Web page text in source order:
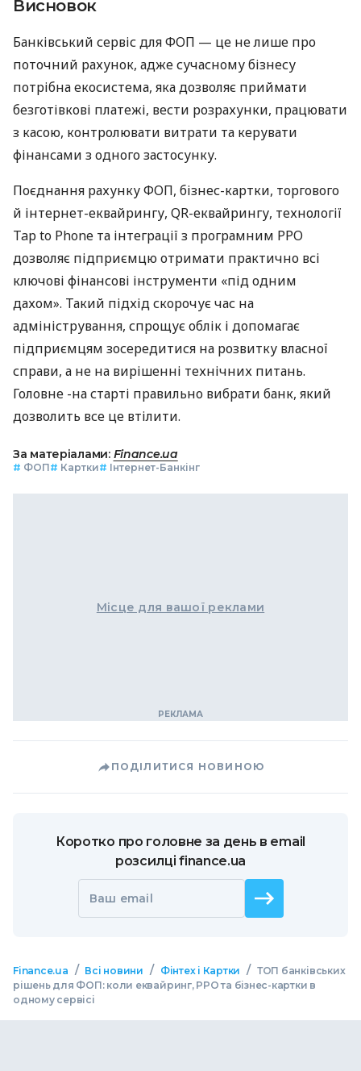
Висновок
Банківський сервіс для ФОП — це не лише про
поточний рахунок, адже сучасному бізнесу
потрібна екосистема, яка дозволяє приймати
безготівкові платежі, вести розрахунки, працювати
з касою, контролювати витрати та керувати
фінансами з одного застосунку.
Поєднання рахунку ФОП, бізнес-картки, торгового
й інтернет-еквайрингу, QR-еквайрингу, технології
Tap to Phone та інтеграції з програмним РРО
дозволяє підприємцю отримати практично всі
ключові фінансові інструменти «під одним
дахом». Такий підхід скорочує час на
адміністрування, спрощує облік і допомагає
підприємцям зосередитися на розвитку власної
справи, а не на вирішенні технічних питань.
Головне -на старті правильно вибрати банк, який
дозволить все це втілити.
За матеріалами: Finance.ua
# ФОП# Картки# Інтернет-Банкінг
Місце для вашої реклами
ПОДІЛИТИСЯ НОВИНОЮ
Коротко про головне за день в email
розсилці finance.ua
Ваш email
Finance.ua / Всі новини / Фінтех і Картки / ТОП банківських
рішень для ФОП: коли еквайринг, РРО та бізнес-картки в
одному сервісі